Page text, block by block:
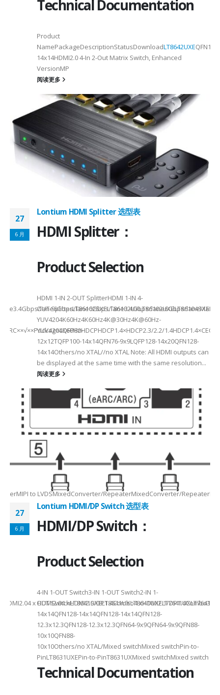
Cable30cm60cmUSB Cable3m4mPackageQFN12-
Max2.5Gbps MaxLanes/Port××1/2/3/4configurable1/2/3/
for CSI×TTL××××24bit RGBBT656/BT112024bit RGBBT656/
Rate3.4Gbps/lane6Gbps/lane6Gbps/lane3.4Gbps/lane6Gbps/laneMax
x HDMI2.04 x HDMI2.04 xHDMI2.0/DP1.4Combo4 xHDMI2.1/
OTG 2.0 and BC 1.2USB 2.0, OTG 2.0 and BC 1.2Signal SupportHS,
Max148.5MHz Max×200MHz Max154MHz Max297MHz
Max2.5Gbps Max×Lanes/Port1/2/3/4configurable1/2/3/
to LVDSMixedConverter/RepeaterMixedConverter/
Technical Documentation
Product
NamePackageDescriptionStatusDownloadLT8642UXEQFN128-
14x14HDMI2.0 4-In 2-Out Matrix Switch, Enhanced
VersionMP
阅读更多
27
6 月
Lontium HDMI Splitter 选型表
HDMI Splitter：
Product Selection
HDMI 1-IN 2-OUT SplitterHDMI 1-IN 4-
OUT
YUV4204K60Hz4K60Hz4K@30Hz4K@60Hz-
YUV4204K60HzHDCPHDCP1.4×HDCP2.3/2.2/
12x12TQFP100-14x14QFN76-9x9LQFP128-14x20QFN128-
14x14Others/no XTAL//no XTAL Note: All HDMI outputs can
be displayed at the same time with the same resolution...
阅读更多
27
6 月
Lontium HDMI/DP Switch 选型表
HDMI/DP Switch：
Product Selection
4-IN 1-OUT Switch3-IN 1-OUT Switch2-IN 1-
OUT
14x14QFN128-14x14QFN128-14x14QFN128-
12.3x12.3QFN128-12.3x12.3QFN64-9x9QFN64-9x9QFN88-
10x10QFN88-
10x10Others/no XTAL/Mixed switchMixed switchPin-to-
PinLT8631UXEPin-to-PinT8631UXMixed switchMixed switch
Technical Documentation